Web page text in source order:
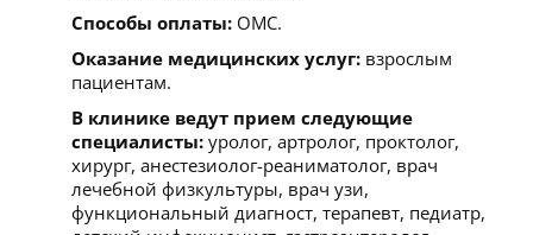
Способы оплаты: ОМС.
Оказание медицинских услуг: взрослым
пациентам.
В клинике ведут прием следующие
специалисты: уролог, артролог, проктолог,
хирург, анестезиолог-реаниматолог, врач
лечебной физкультуры, врач узи,
функциональный диагност, терапевт, педиатр,